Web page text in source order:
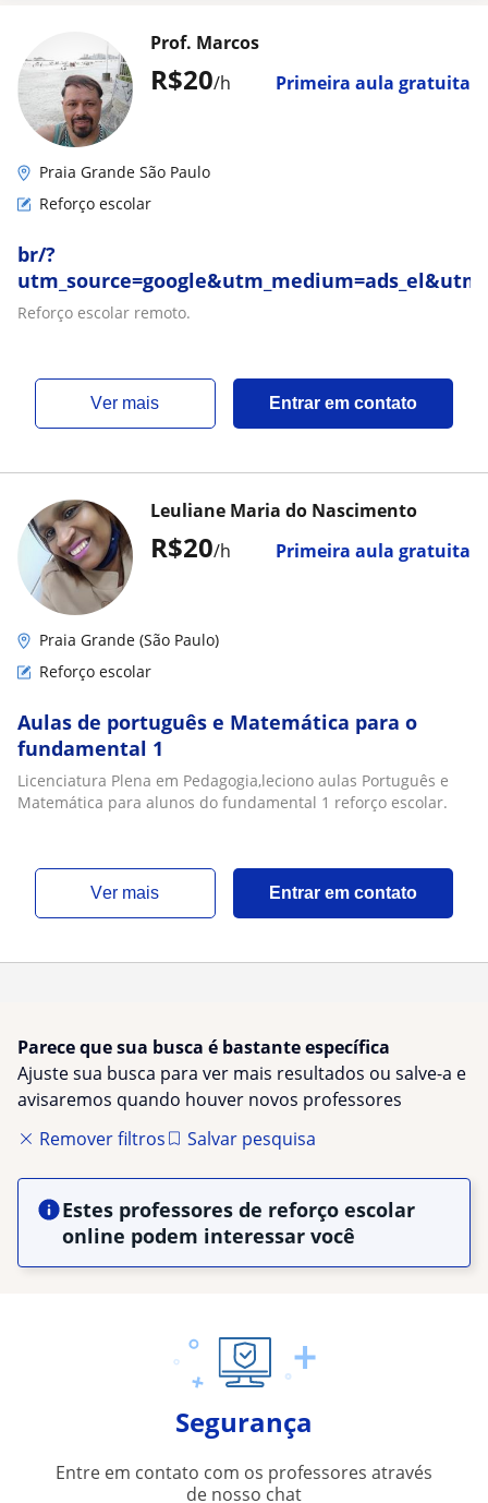
R$20/h Primeira aula gratuita
Prof. Marcos
Praia Grande São Paulo
Reforço escolar
br/?
Reforço escolar remoto.
ver mais Entrar em contato
R$20/h Primeira aula gratuita
Leuliane Maria do Nascimento
Praia Grande (São Paulo)
Reforço escolar
Aulas de português e Matemática para o
fundamental 1
Licenciatura Plena em Pedagogia,leciono aulas Português e
Matemática para alunos do fundamental 1 reforço escolar.
ver mais Entrar em contato
Parece que sua busca é bastante específica
Ajuste sua busca para ver mais resultados ou salve-a e
avisaremos quando houver novos professores
Remover filtros
Salvar pesquisa
Estes professores de reforço escolar
online podem interessar você
Segurança
Entre em contato com os professores através
de nosso chat